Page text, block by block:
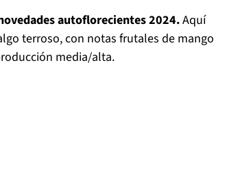
autoflorecientes 2024.Aquí
terroso, con notas frutales de mango
media/alta.